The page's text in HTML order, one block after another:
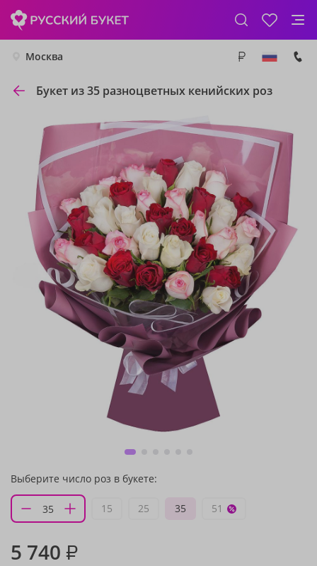
Москва
Букет из 35 разноцветных кенийских роз
Выберите число роз в букете:
15 25 35 51
5 740 ₽